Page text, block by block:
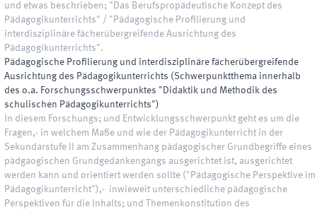
und etwas beschrieben; "Das Berufspropädeutische Konzept des
Pädagogikunterrichts" / "Pädagogische Profilierung und
interdisziplinäre fächerübergreifende Ausrichtung des
Pädagogikunterrichts".
Pädagogische Profilierung und interdisziplinäre fächerübergreifende
Ausrichtung des Pädagogikunterrichts (Schwerpunktthema innerhalb
des o.a. Forschungsschwerpunktes "Didaktik und Methodik des
schulischen Pädagogikunterrichts")
In diesem Forschungs; und Entwicklungsschwerpunkt geht es um die
Fragen,- in welchem Maße und wie der Pädagogikunterricht in der
Sekundarstufe II am Zusammenhang pädagogischer Grundbegriffe eines
pädgaogischen Grundgedankengangs ausgerichtet ist, ausgerichtet
werden kann und orientiert werden sollte ("Pädagogische Perspektive im
Pädagogikunterricht"),- inwieweit unterschiedliche pädagogische
Perspektiven für die Inhalts; und Themenkonstitution des